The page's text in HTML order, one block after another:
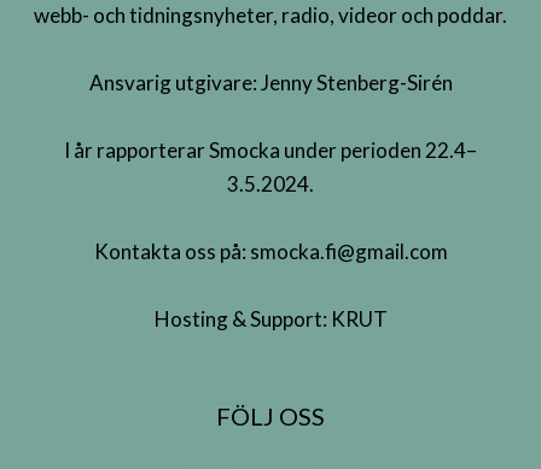
webb- och tidningsnyheter, radio, videor och poddar.
Ansvarig utgivare: Jenny Stenberg-Sirén
I år rapporterar Smocka under perioden 22.4–
3.5.2024.
Kontakta oss på: smocka.fi@gmail.com
Hosting & Support: KRUT
FÖLJ OSS